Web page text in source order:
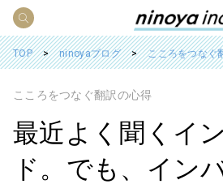
TOP ninoyaブログ こころをつなぐ
こころをつなぐ翻訳の心得
最近よく聞くイ
ド。でも、イン